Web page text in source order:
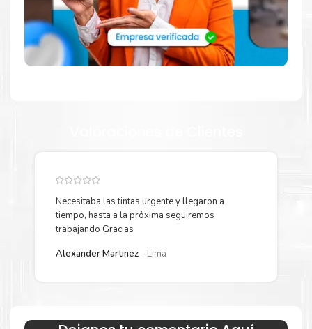
¿Qué hay en la caja?
Cartuchos de Kit Toner Lexmark 70C8Xoriginal y Guía de
reciclaje.
Más información:
Estamos autorizados porLexmark . Hacemos envíos al por
mayor y menor para empresas privadas, del estado y público
en general.
Garantizamos el cumplimiento de su requerimiento de
embalaje fácil de abrir para comenzar a imprimir enseguida.
Necesitaba las tintas urgente y llegaron a
tiempo, hasta a la próxima seguiremos
trabajando Gracias
Alexander Martinez
Lima